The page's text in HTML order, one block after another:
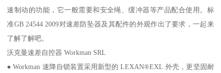
速制动的功能，它一般需要和安全绳、缓冲器等产品配合使用。标
准GB 24544 2009对速差防坠器及其配件的外观作出了要求，一起来
了解了解吧。
沃克曼速差自控器 Workman SRL
● Workman 速降自锁装置采用新型的 LEXAN®EXL 外壳，更坚固耐